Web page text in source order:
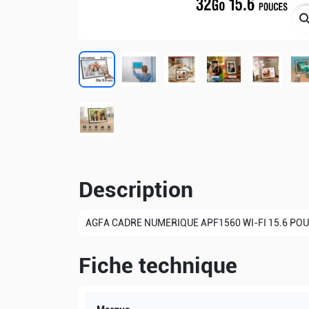
Description
AGFA CADRE NUMERIQUE APF1560 WI-FI 15.6
Fiche technique